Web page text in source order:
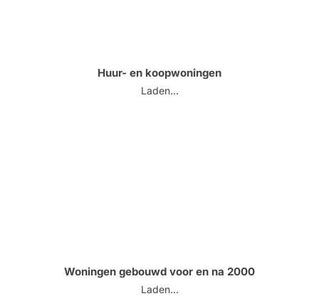
Huur- en koopwoningen
Laden...
Woningen gebouwd voor en na 2000
Laden...